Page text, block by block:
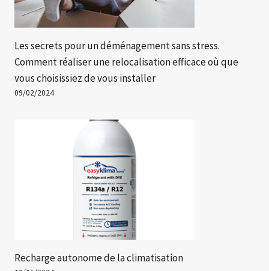
Les secrets pour un déménagement sans stress.
Comment réaliser une relocalisation efficace où que
vous choisissiez de vous installer
09/02/2024
Recharge autonome de la climatisation